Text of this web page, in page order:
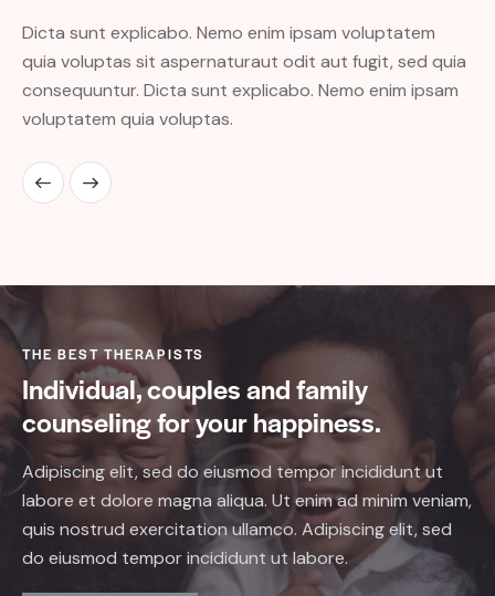
Dicta sunt explicabo. Nemo enim ipsam voluptatem
quia voluptas sit aspernaturaut odit aut fugit, sed quia
consequuntur. Dicta sunt explicabo. Nemo enim ipsam
voluptatem quia voluptas.
THE BEST THERAPISTS
Individual, couples and family
counseling for your happiness.
Adipiscing elit, sed do eiusmod tempor incididunt ut
labore et dolore magna aliqua. Ut enim ad minim veniam,
quis nostrud exercitation ullamco. Adipiscing elit, sed
do eiusmod tempor incididunt ut labore.